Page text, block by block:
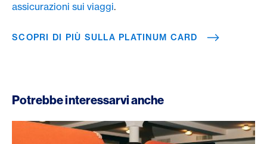
assicurazioni sui viaggi.
SCOPRI DI PIÙ SULLA PLATINUM CARD
Potrebbe interessarvi anche